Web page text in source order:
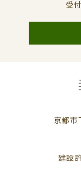
受
京都
建設